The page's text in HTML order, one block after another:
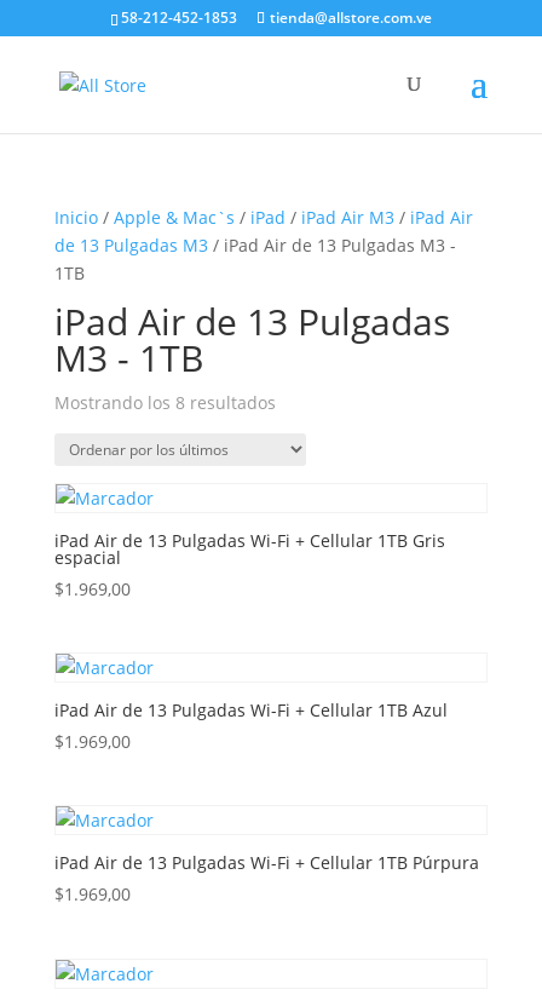
58-212-452-1853 tienda@allstore.com.ve
Inicio/ Apple & Mac`s / iPad / iPad Air M3/ iPad Air
de 13 Pulgadas M3/ iPad Air de 13 Pulgadas M3 -
1TB
iPad Air de 13 Pulgadas
M3 - 1TB
Mostrando los 8 resultadosOrdenado
los
iPad Air de 13 Pulgadas Wi-Fi + Cellular 1TB Gris
espacial
$1.969,00
iPad Air de 13 Pulgadas Wi-Fi + Cellular 1TB Azul
$1.969,00
iPad Air de 13 Pulgadas Wi-Fi + Cellular 1TB Púrpura
$1.969,00